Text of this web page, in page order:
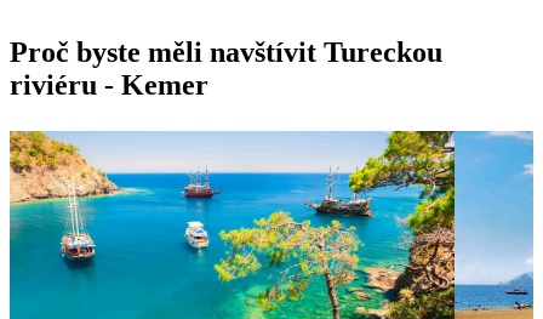
Proč byste měli navštívit Tureckou
riviéru - Kemer